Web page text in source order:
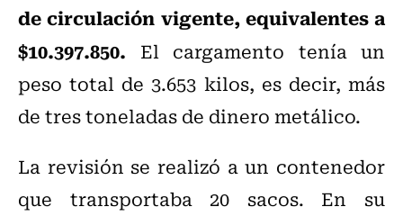
de circulación vigente, equivalentes a
$10.397.850. El cargamento tenía un
peso total de 3.653 kilos, es decir, más
de tres toneladas de dinero metálico.
La revisión se realizó a un contenedor
que transportaba 20 sacos. En su